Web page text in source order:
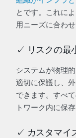
とです。これに
用ニーズに合わ
✓ リスクの最
システムが物理
適切に保護し、
できます。すべ
トワーク内に保
✓ カスタマイ